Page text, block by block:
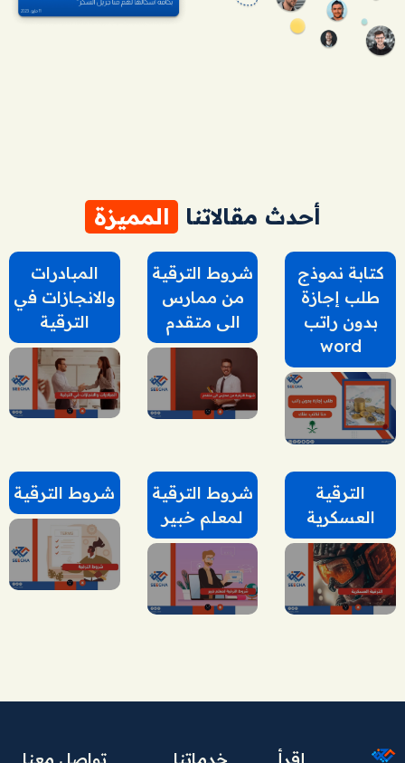
أحدث مقالاتنا المميزة
كتابة نموذج
طلب إجازة
بدون راتب
word
شروط الترقية
من ممارس
الى متقدم
المبادرات
والانجازات في
الترقية
الترقية
العسكرية
شروط الترقية
لمعلم خبير
شروط الترقية
إقرأ
خدماتنا تواصل معنا